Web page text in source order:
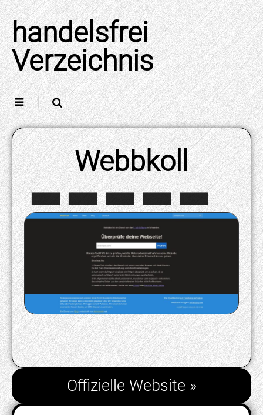
Skip
to
content
handelsfrei
Verzeichnis
Webbkoll
Offizielle Website »